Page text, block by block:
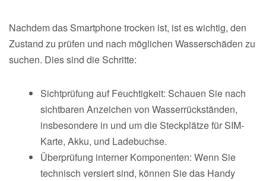
Nachdem das Smartphone trocken ist, ist es wichtig, den
Zustand zu prüfen und nach möglichen Wasserschäden zu
suchen. Dies sind die Schritte:
Sichtprüfung auf Feuchtigkeit: Schauen Sie nach
sichtbaren Anzeichen von Wasserrückständen,
insbesondere in und um die Steckplätze für SIM-
Karte, Akku, und Ladebuchse.
Überprüfung interner Komponenten: Wenn Sie
technisch versiert sind, können Sie das Handy